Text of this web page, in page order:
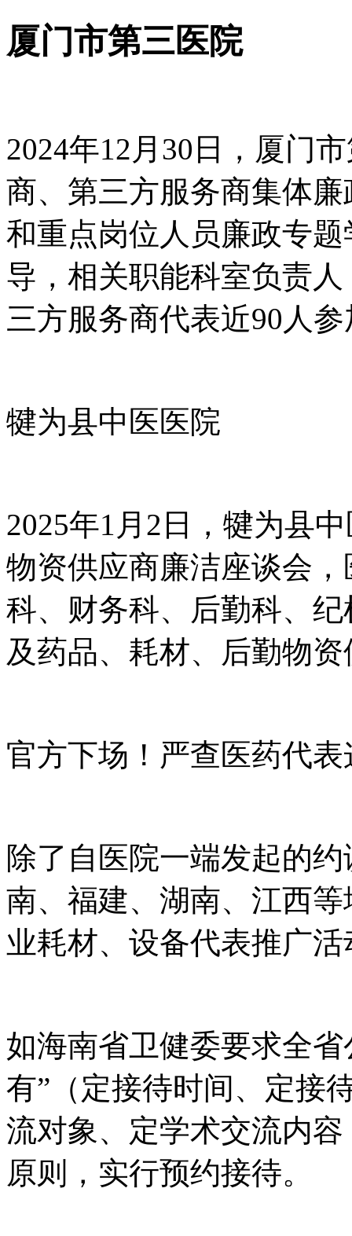
厦门市第三医院
2024年12月30日，厦门
商、第三方服务商集体
和重点岗位人员廉政专
导，相关职能科室负责
三方服务商代表近90人
犍为县中医医院
2025年1月2日，犍为县
物资供应商廉洁座谈会
科、财务科、后勤科、
及药品、耗材、后勤物
官方下场！严查医药代表
除了自医院一端发起的
南、福建、湖南、江西
业耗材、设备代表推广
如海南省卫健委要求全
有”（定接待时间、定接
流对象、定学术交流内
原则，实行预约接待。